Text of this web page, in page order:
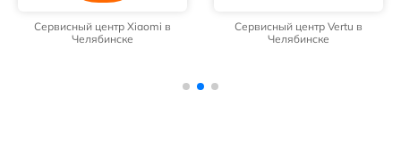
Сервисный центр Xiaomi в
Челябинске
Сервисный центр Vertu в
Челябинске